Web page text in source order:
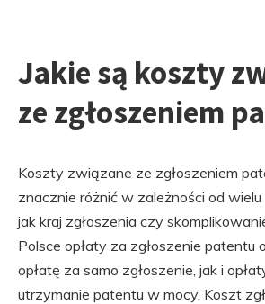
Jakie są koszty
ze zgłoszeniem
Koszty związane ze zgłoszeniem
znacznie różnić w zależności od
jak kraj zgłoszenia czy
Polsce opłaty za zgłoszenie patentu
opłatę za samo zgłoszenie, jak i
utrzymanie patentu w mocy. Koszt